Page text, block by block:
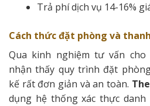
Trả phí dịch vụ 14-16%
Cách thức đặt phòng và
Qua kinh nghiệm tư vấn
nhận thấy quy trình đặt
kế rất đơn giản và an toàn.
dụng hệ thống xác thực